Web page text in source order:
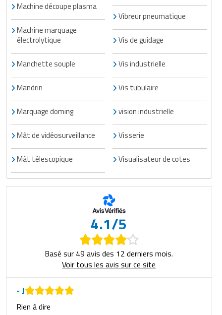
Machine découpe plasma
Machine marquage
électrolytique
Manchette souple
Mandrin
Marquage doming
Mât de vidéosurveillance
Mât télescopique
Vibreur pneumatique
Vis de guidage
Vis industrielle
Vis tubulaire
vision industrielle
Visserie
Visualisateur de cotes
4.1/5
Basé sur 49 avis des 12 derniers mois.
Voir tous les avis sur ce site
- J
Rien à dire